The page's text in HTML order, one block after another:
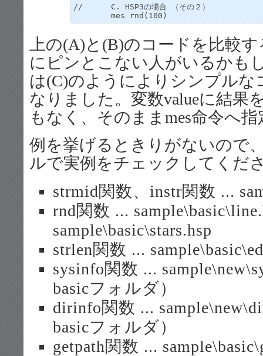
//	C. HSP3の場合 （その２）
上の(A)と(B)のコードを比較
にピンとこない人がいるかも
は(C)のようによりシンプル
なりました。変数valueに結果
もなく、そのままmes命令へ
例を挙げるときりがないので
ルで実例をチェックしてくだ
strmid関数、instr関数 ...
rnd関数 ...
sample\basic\stars.hsp
strlen関数 ...
sysinfo関数 ...
basicフォルダ）
dirinfo関数 ...
basicフォルダ）
getpath関数 ...